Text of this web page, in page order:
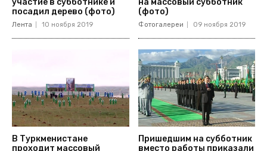
участие в субботнике и
посадил дерево (фото)
Лента 10 ноября 2019
на массовый субботник
(фото)
Фотогалереи 09 ноября 2019
В Туркменистане
проходит массовый
Пришедшим на субботник
вместо работы приказали